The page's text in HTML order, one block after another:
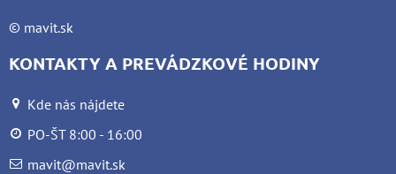
© mavit.sk
KONTAKTY A PREVÁDZKOVÉ HODINY
Kde nás nájdete
PO-ŠT 8:00 - 16:00
mavit@mavit.sk